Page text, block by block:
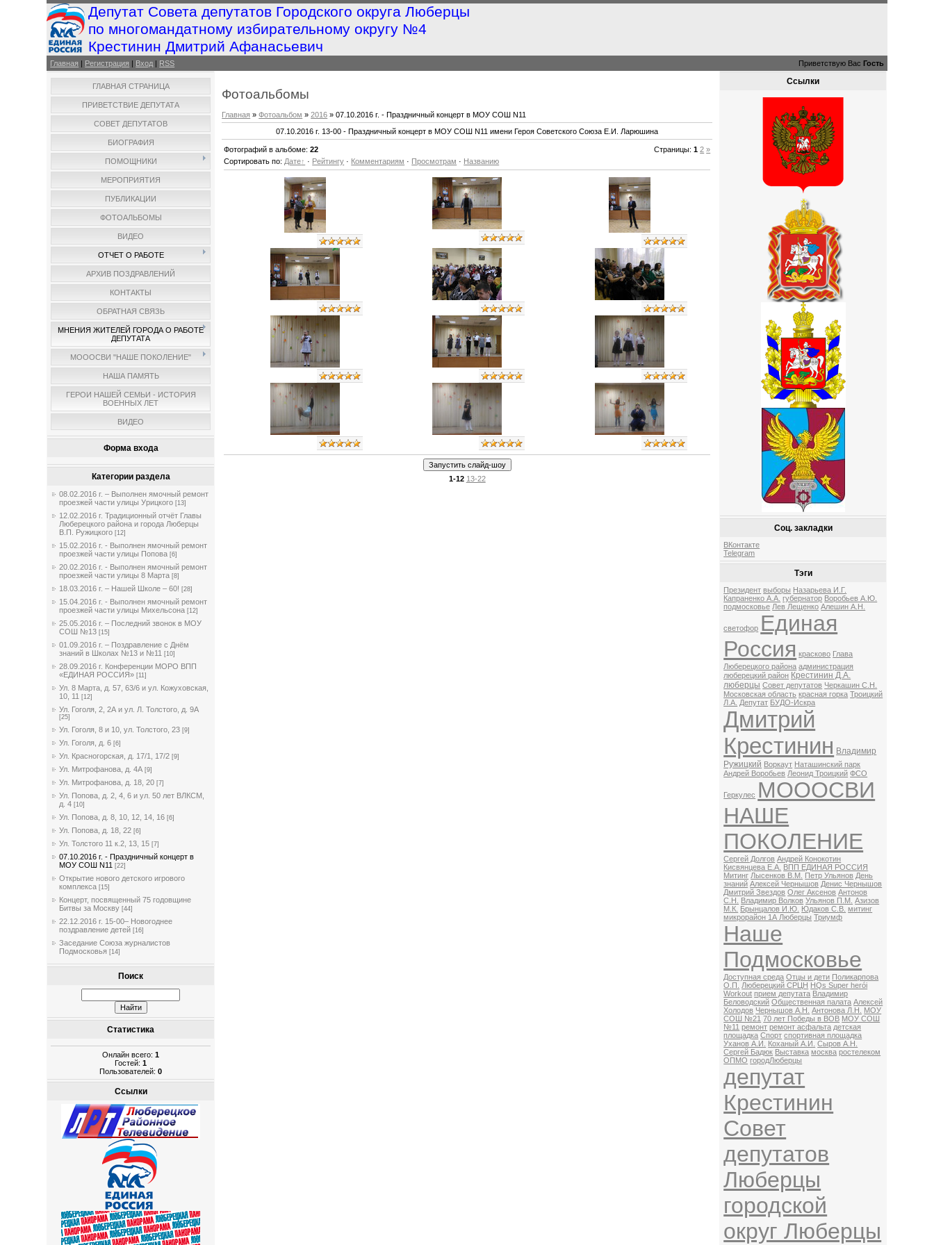
Депутат Совета депутатов Городского округа Люберцы
по многомандатному избирательному округу №4
Крестинин Дмитрий Афанасьевич
Главная | Регистрация | Вход | RSS Приветствую Вас Гость
ГЛАВНАЯ СТРАНИЦА
ПРИВЕТСТВИЕ ДЕПУТАТА
СОВЕТ ДЕПУТАТОВ
БИОГРАФИЯ
ПОМОЩНИКИ
МЕРОПРИЯТИЯ
ПУБЛИКАЦИИ
ФОТОАЛЬБОМЫ
ВИДЕО
ОТЧЕТ О РАБОТЕ
АРХИВ ПОЗДРАВЛЕНИЙ
КОНТАКТЫ
ОБРАТНАЯ СВЯЗЬ
МНЕНИЯ ЖИТЕЛЕЙ ГОРОДА О РАБОТЕ
ДЕПУТАТА
МОООСВИ "НАШЕ ПОКОЛЕНИЕ"
НАША ПАМЯТЬ
ГЕРОИ НАШЕЙ СЕМЬИ - ИСТОРИЯ
ВОЕННЫХ ЛЕТ
ВИДЕО
Форма входа
Категории раздела
08.02.2016 г. – Выполнен ямочный ремонт
проезжей части улицы Урицкого [13]
12.02.2016 г. Традиционный отчёт Главы
Люберецкого района и города Люберцы
В.П. Ружицкого [12]
15.02.2016 г. - Выполнен ямочный ремонт
проезжей части улицы Попова [6]
20.02.2016 г. - Выполнен ямочный ремонт
проезжей части улицы 8 Марта [8]
18.03.2016 г. – Нашей Школе – 60! [28]
15.04.2016 г. - Выполнен ямочный ремонт
проезжей части улицы Михельсона [12]
25.05.2016 г. – Последний звонок в МОУ
СОШ №13 [15]
01.09.2016 г. – Поздравление с Днём
знаний в Школах №13 и №11 [10]
28.09.2016 г. Конференции МОРО ВПП
«ЕДИНАЯ РОССИЯ» [11]
Ул. 8 Марта, д. 57, 63/6 и ул. Кожуховская,
10, 11 [12]
Ул. Гоголя, 2, 2А и ул. Л. Толстого, д. 9А
[25]
Ул. Гоголя, 8 и 10, ул. Толстого, 23 [9]
Ул. Гоголя, д. 6 [6]
Ул. Красногорская, д. 17/1, 17/2 [9]
Ул. Митрофанова, д. 4А [9]
Ул. Митрофанова, д. 18, 20 [7]
Ул. Попова, д. 2, 4, 6 и ул. 50 лет ВЛКСМ,
д. 4 [10]
Ул. Попова, д. 8, 10, 12, 14, 16 [6]
Ул. Попова, д. 18, 22 [6]
Ул. Толстого 11 к.2, 13, 15 [7]
07.10.2016 г. - Праздничный концерт в
МОУ СОШ N11 [22]
Открытие нового детского игрового
комплекса [15]
Концерт, посвященный 75 годовщине
Битвы за Москву [44]
22.12.2016 г. 15-00– Новогоднее
поздравление детей [16]
Заседание Союза журналистов
Подмосковья [14]
Поиск
Статистика
Онлайн всего:1
Гостей:1
Пользователей:0
Ссылки
Фотоальбомы
Главная »Фотоальбом »2016 » 07.10.2016 г. - Праздничный концерт в МОУ СОШ N11
07.10.2016 г. 13-00 - Праздничный концерт в МОУ СОШ N11 имени Героя Советского Союза Е.И. Ларюшина
Фотографий в альбоме:22 Страницы:1 2 »
Сортировать по: Дате · Рейтингу · Комментариям · Просмотрам · Названию
1-12 13-22
Ссылки
Соц. закладки
ВКонтакте
Telegram
Тэги
Президент выборы Назарьева И.Г.
Капраненко А.А. губернатор Воробьев А.Ю.
подмосковье Лев Лещенко Алешин А.Н.
светофор Единая
Россия красково Глава
Люберецкого района администрация
люберецкий район Крестинин Д.А.
люберцы Совет депутатов Черкашин С.Н.
Московская область красная горка Троицкий
Л.А. Депутат БУДО-Искра
Дмитрий
Крестинин Владимир
Ружицкий Воркаут Наташинский парк
Андрей Воробьев Леонид Троицкий ФСО
Геркулес МОООСВИ
НАШЕ
ПОКОЛЕНИЕ
Сергей Долгов Андрей Конокотин
Кисвянцева Е.А. ВПП ЕДИНАЯ РОССИЯ
Митинг Лысенков В.М. Петр Ульянов День
знаний Алексей Чернышов Денис Чернышов
Дмитрий Звездов Олег Аксенов Антонов
С.Н.
Владимир Волков Ульянов П.М. Азизов
М.К. Брынцалов И.Ю. Юдаков С.В. митинг
микрорайон 1А Люберцы Триумф
Наше
Подмосковье
Доступная среда Отцы и дети Поликарпова
О.П.
Люберецкий СРЦН HQs Super herói
Workout прием депутата Владимир
Беловодский Общественная палата Алексей
Холодов Чернышов А.Н. Антонова Л.Н.
МОУ
СОШ №21 70 лет Победы в ВОВ МОУ СОШ
№11 ремонт ремонт асфальта детская
площадка Спорт спортивная площадка
Уханов А.И.
Коханый А.И.
Сыров А.Н.
Сергей Бадюк Выставка москва ростелеком
ОПМО городЛюберцы
депутат
Крестинин
Совет
депутатов
Люберцы
городской
округ Люберцы